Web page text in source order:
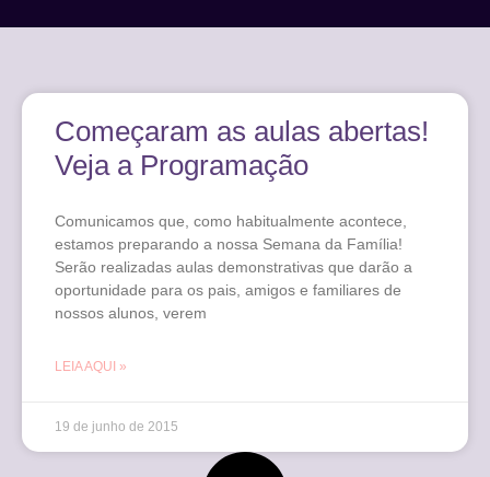
Começaram as aulas abertas!
Veja a Programação
Comunicamos que, como habitualmente acontece,
estamos preparando a nossa Semana da Família!
Serão realizadas aulas demonstrativas que darão a
oportunidade para os pais, amigos e familiares de
nossos alunos, verem
LEIA AQUI »
19 de junho de 2015